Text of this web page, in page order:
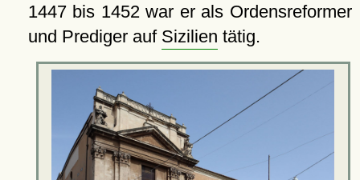
1447 bis 1452 war er als Ordensreformer
und Prediger auf Sizilien tätig.